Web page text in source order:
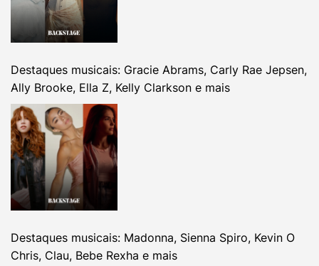
Destaques musicais: Gracie Abrams, Carly Rae Jepsen,
Ally Brooke, Ella Z, Kelly Clarkson e mais
Destaques musicais: Madonna, Sienna Spiro, Kevin O
Chris, Clau, Bebe Rexha e mais